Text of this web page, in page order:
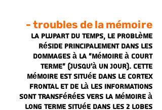
troubles de la mémoire -
La plupart du temps, le problème
réside principalement dans les
dommages à la "mémoire à court
terme" (jusqu'à un jour). Cette
mémoire est située dans le cortex
frontal et de là les informations
sont transférées vers la mémoire à
long terme située dans les 2 lobes